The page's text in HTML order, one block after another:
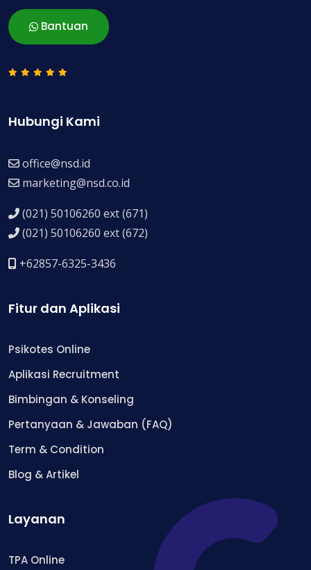
Bantuan
Hubungi Kami
office@nsd.id
marketing@nsd.co.id
(021) 50106260 ext (671)
(021) 50106260 ext (672)
+62857-6325-3436
Fitur dan Aplikasi
Psikotes Online
Aplikasi Recruitment
Bimbingan & Konseling
Pertanyaan & Jawaban (FAQ)
Term & Condition
Blog & Artikel
Layanan
TPA Online